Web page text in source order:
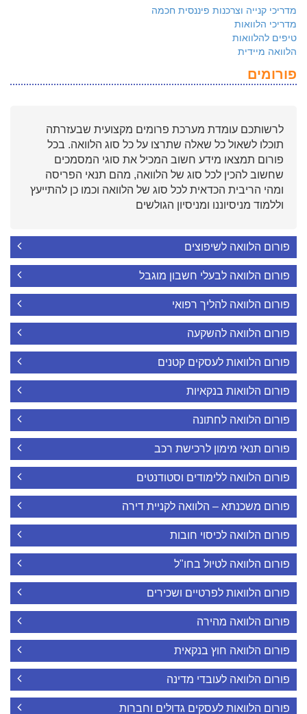
מדריכי קנייה וצרכנות פיננסית חכמה
מדריכי הלוואות
טיפים להלוואות
הלוואה מיידית
פורומים
לרשותכם עומדת מערכת פרומים מקצועית שבעזרתה
תוכלו לשאול כל שאלה שתרצו על כל סוג הלוואה. בכל
פורום תמצאו מידע חשוב המכיל את סוגי המסמכים
שחשוב להכין לכל סוג של הלוואה, מהם תנאי הפריסה
ומהי הריבית הכדאית לכל סוג של הלוואה וכמו כן להתייעץ
וללמוד מניסיוננו ומניסיון הגולשים
פורום הלוואה לשיפוצים
פורום הלוואה לבעלי חשבון מוגבל
פורום הלוואה להליך רפואי
פורום הלוואה להשקעה
פורום הלוואות לעסקים קטנים
פורום הלוואות בנקאיות
פורום הלוואה לחתונה
פורום תנאי מימון לרכישת רכב
פורום הלוואה ללימודים וסטודנטים
פורום משכנתא – הלוואה לקניית דירה
פורום הלוואה לכיסוי חובות
פורום הלוואה לטיול בחו"ל
פורום הלוואות לפרטיים ושכירים
פורום הלוואה מהירה
פורום הלוואה חוץ בנקאית
פורום הלוואה לעובדי מדינה
פורום הלוואות לעסקים גדולים וחברות